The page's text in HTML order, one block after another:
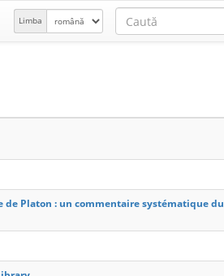
Limba
Platon : un commentaire systématique du